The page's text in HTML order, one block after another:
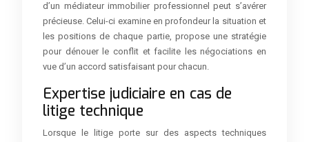
d’un médiateur immobilier professionnel peut s’avérer
précieuse. Celui-ci examine en profondeur la situation et
les positions de chaque partie, propose une stratégie
pour dénouer le conflit et facilite les négociations en
vue d’un accord satisfaisant pour chacun.
Expertise judiciaire en cas de
litige technique
Lorsque le litige porte sur des aspects techniques